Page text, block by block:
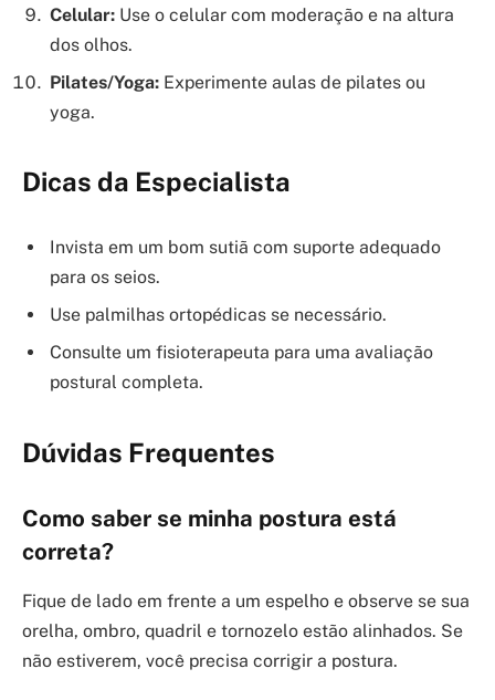
Celular: Use o celular com moderação e na altura
dos olhos.
Pilates/Yoga: Experimente aulas de pilates ou
yoga.
Dicas da Especialista
Invista em um bom sutiã com suporte adequado
para os seios.
Use palmilhas ortopédicas se necessário.
Consulte um fisioterapeuta para uma avaliação
postural completa.
Dúvidas Frequentes
Como saber se minha postura está
correta?
Fique de lado em frente a um espelho e observe se sua
orelha, ombro, quadril e tornozelo estão alinhados. Se
não estiverem, você precisa corrigir a postura.